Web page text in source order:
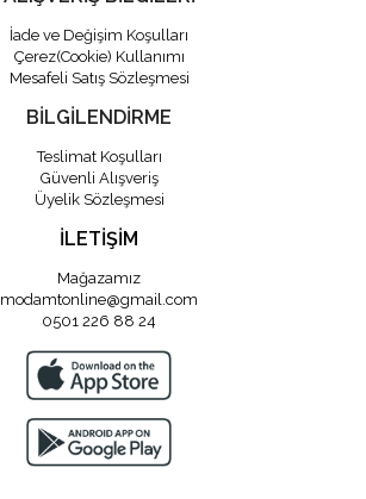
İade ve Değişim Koşulları
Çerez(Cookie) Kullanımı
Mesafeli Satış Sözleşmesi
BİLGİLENDİRME
Teslimat Koşulları
Güvenli Alışveriş
Üyelik Sözleşmesi
İLETİŞİM
Mağazamız
modamtonline@gmail.com
0501 226 88 24